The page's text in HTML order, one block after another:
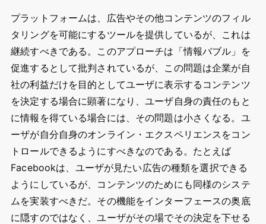
プラットフォームは、広告やその他コンテンツのフィル
タリングを可能にするツールを提供しているが、これは
継続すべきである。このアプローチは「情報バブル」を
促進するとして批判されているが、この問題は企業が自
社の利益だけを目的としてユーザに表示するコンテンツ
を決定する場合に顕著になり、ユーザ自身の責任のもと
に情報を得ている場合には、その問題は小さくなる。ユ
ーザが自分自身のオンライン・エクスペリエンスをコン
トロールできるようにすべきなのである。たとえば
Facebookは、ユーザが見たい広告の種類を選択できる
ようにしているが、コンテンツのためにも同様のシステ
ムを実装すべきだ。その機能をインターフェースの奥底
に隠すのではなく、ユーザがその場でその決定を下せる